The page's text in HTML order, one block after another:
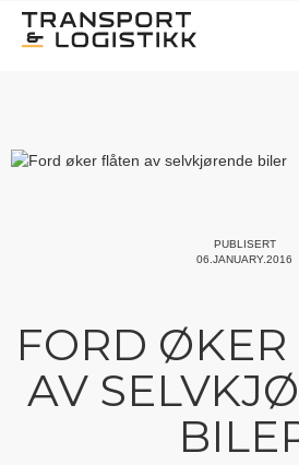
PUBLISERT
06.JANUARY.2016
FORD ØKER
AV